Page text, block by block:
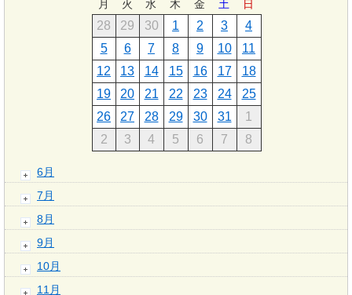
月 火 水 木 金 土 日
28 29 30 1 2 3
4
5
6 7 8 9 10
11
12
13 14 15 16 17
18
19
20 21 22 23 24
25
26
27 28 29 30 31
1
2
3 4 5 6 7 8
6月
7月
8月
9月
10月
11月